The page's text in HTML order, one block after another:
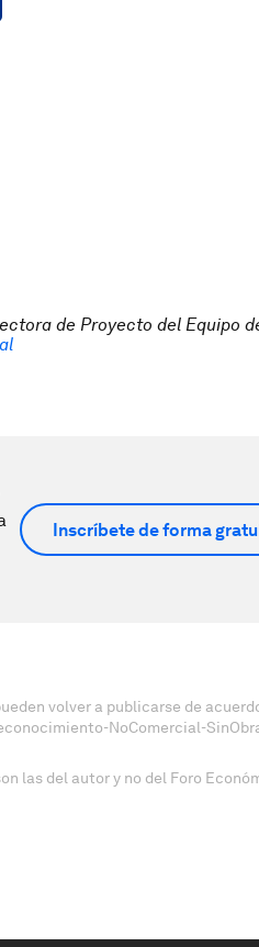
de Proyecto del Equipo
Inscríbete de forma
volver a publicarse de
NoComercial-
las del autor y no del Foro